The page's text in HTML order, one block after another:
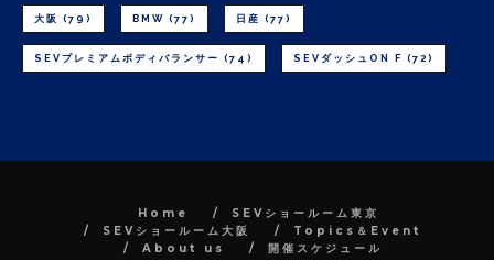
大阪 (79) BMW (77) 日産 (77)
SEVプレミアムボディバランサー (74) SEVダッシュON F (72)
Home
SEVショールーム東京
SEVショールーム大阪
Topics＆Event
About us
開催スケジュール